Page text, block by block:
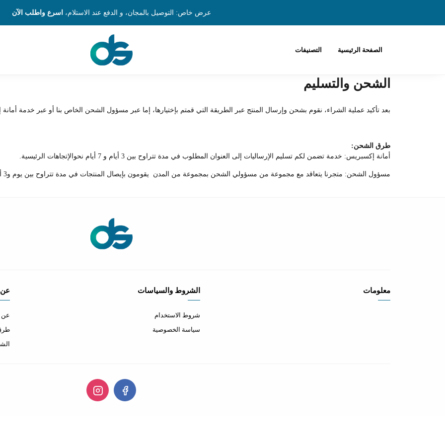
عرض خاص: التوصيل بالمجان، و الدفع عند الاستلام، اسرع واطلب الآن
الصفحة الرئيسية التصنيفات
الشحن والتسليم
بعد تأكيد عملية الشراء، نقوم بشحن وإرسال المنتج عبر الطريقة التي قمتم بإختيارها، إما عبر مسؤول الشحن الخاص بنا أو عبر خدمة
طرق الشحن:
أمانة إكسبريس: خدمة تضمن لكم تسليم الإرساليات إلى العنوان المطلوب في مدة تتراوح بين 3 أيام و 7 أيام نحوالإتجاهات الرئيسية.
مسؤول الشحن: متجرنا يتعاقد مع مجموعة من مسؤولي الشحن بمجموعة من المدن يقومون بإيصال المنتجات في مدة تتراوح بين يوم و3 أيام
معلومات الشروط والسياسات
شروط الاستخدام
سياسة الخصوصية
عن
عن